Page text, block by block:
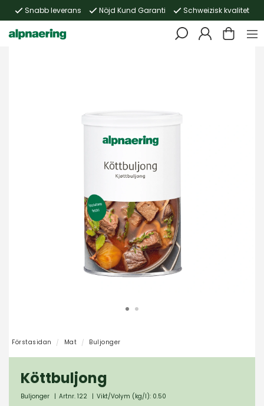
Snabb leverans Nöjd Kund Garanti Schweizisk kvalitet
Förstasidan Mat Buljonger
Köttbuljong
Buljonger | Artnr. 122 | Vikt/Volym (kg/l): 0.50